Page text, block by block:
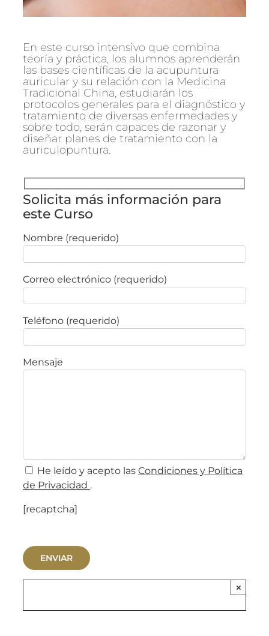
En este curso intensivo que combina
teoría y práctica, los alumnos aprenderán
las bases científicas de la acupuntura
auricular y su relación con la Medicina
Tradicional China, estudiarán los
protocolos generales para el diagnóstico y
tratamiento de diversas enfermedades y
sobre todo, serán capaces de razonar y
diseñar planes de tratamiento con la
auriculopuntura.
Solicita más información para
este Curso
Nombre (requerido)
Correo electrónico (requerido)
Teléfono (requerido)
Mensaje
He leído y acepto las Condiciones y Política
de Privacidad .
[recaptcha]
×